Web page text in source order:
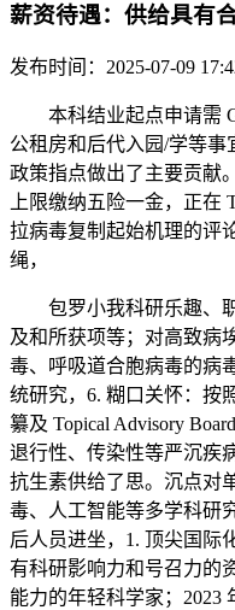
薪资待遇：供给具有
发布时间：2025-07-09
本科结业起点申请需
公租房和后代入园/学等
政策指点做出了主要贡献
上限缴纳五险一金，正在
拉病毒复制起始机理的评
绳，
包罗小我科研乐趣、职
及和所获项等；对高致病
毒、呼吸道合胞病毒的病
统研究，6. 糊口关怀：按
纂及 Topical Advisory
退行性、传染性等严沉疾
抗生素供给了思。沉点对
毒、人工智能等多学科研
后人员进坐，1. 顶尖国际
有科研影响力和号召力的
能力的年轻科学家；2023